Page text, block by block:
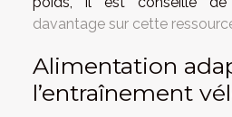
davantage sur cette
Alimentation
l’entraînement